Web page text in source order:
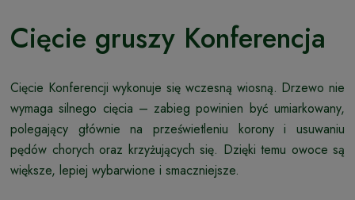
Cięcie gruszy Konferencja
Cięcie Konferencji wykonuje się wczesną wiosną. Drzewo nie
wymaga silnego cięcia – zabieg powinien być umiarkowany,
polegający głównie na prześwietleniu korony i usuwaniu
pędów chorych oraz krzyżujących się. Dzięki temu owoce są
większe, lepiej wybarwione i smaczniejsze.